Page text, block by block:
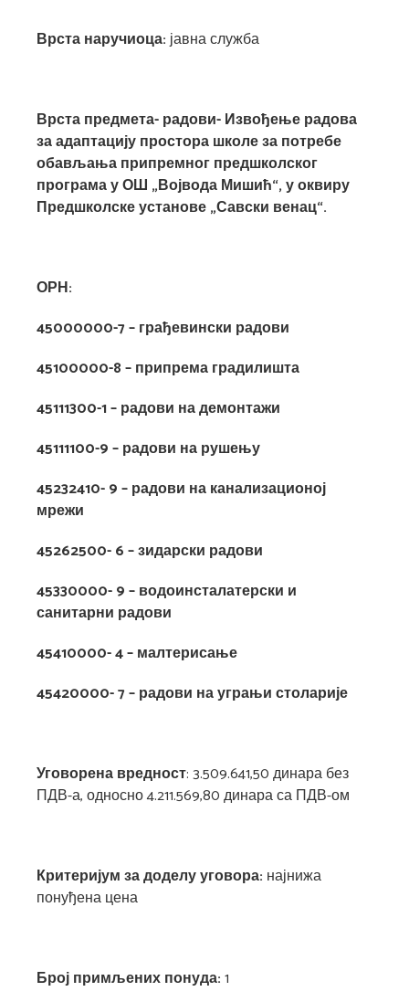
Врста наручиоца:јавна служба
Врста предмета-радови-Извођење радова
за адаптацију простора школе за потребе
обављања припремног предшколског
програма у ОШ „Војвода Мишић“, у оквиру
Предшколске установе „Савски венац“.
ОРН:
45000000-7 – грађевински радови
45100000-8 – припрема градилишта
45111300-1 – радови на демонтажи
45111100-9 – радови на рушењу
45232410- 9 – радови на канализационој
мрежи
45262500- 6 – зидарски радови
45330000- 9 – водоинсталатерски и
санитарни радови
45410000- 4 – малтерисање
45420000- 7 – радови на уграњи столарије
Уговорена вредност: 3.509.641,50 динара без
ПДВ-а, односно 4.211.569,80 динара са ПДВ-ом
Критеријум за доделу уговора: најнижа
понуђена цена
Број примљених понуда:1